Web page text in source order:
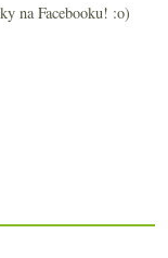
na Facebooku! :o)